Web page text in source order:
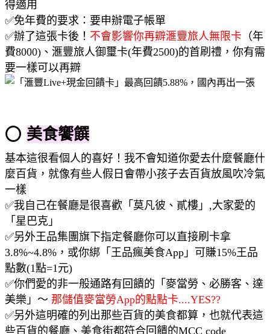
得適用
✅免年費的要求：要申辦電子帳單
✅辦了這張卡後！ 不會影響你再辧滙豐旅人無限卡 （年
費8000)、滙豐旅人御璽卡(年費2500)的首刷禮，你有需
要一樣可以再辧
⭕ 美食饗饌
基本這很看個人的喜好！我不會知道你愛去什麼餐廳什
麼百貨，就像有些人假日會帶小孩子去百貨放風吹冷氣
一樣
✅我自己在餐廳是很喜歡「莫凡彼、貳樓」,大家愛的
「星巴克」
✅另外王品集團旗下指定餐廳你可以直接刷卡拿
3.8%~4.8%，或你綁「王品瘋美食App」可賺15%王品
點數(1點=1元)
✅你們愛的非一般通路有回饋的「麥當勞、必勝客、達
美樂」～ 那儲值麥當勞App的點點卡....YES??
✅另外這明確的列出那些百貨的美食都算，也就代表這
些百貨的餐廳、美食街都符合回饋的MCC code